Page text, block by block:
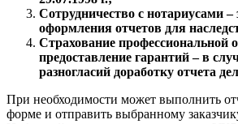
Сотрудничество с нотариусами –
оформления отчетов для
Страхование профессиональной
предоставление гарантий – в
разногласий доработку отчета
При необходимости может выполнить
форме и отправить выбранному
Жуковский
Заводоуковск
Заозерный
Заполярный
Заречный
Заринск